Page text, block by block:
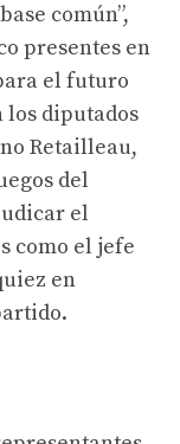
común”,
presentes en
el futuro
los diputados
Retailleau,
del
el
como el jefe
en